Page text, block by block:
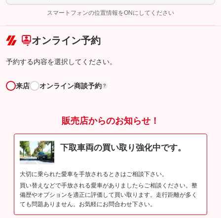
完了してください。
こちら
スマートフォンの位置情報をONにしてください
オンライン予約
予約する内容を選択してください。
来店 オンライン商談予約 ?
販売店からのお知らせ！
下取車両の買い取り強化中です。
大切に乗られた愛車を手放されるときはご相談下さい。
買い替えなどで手放される愛車がありましたらご相談ください。整
備歴やオプションを適正に評価して買い取ります。走行距離が多く
ても問題ありません。お気軽にお問合わせ下さい。